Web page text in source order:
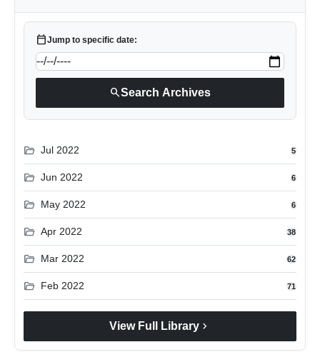
calendar_todayJump to specific date:
searchSearch Archives
folder_open Jul 2022 5
folder_open Jun 2022 6
folder_open May 2022 6
folder_open Apr 2022 38
folder_open Mar 2022 62
folder_open Feb 2022 71
View Full Library chevron_right